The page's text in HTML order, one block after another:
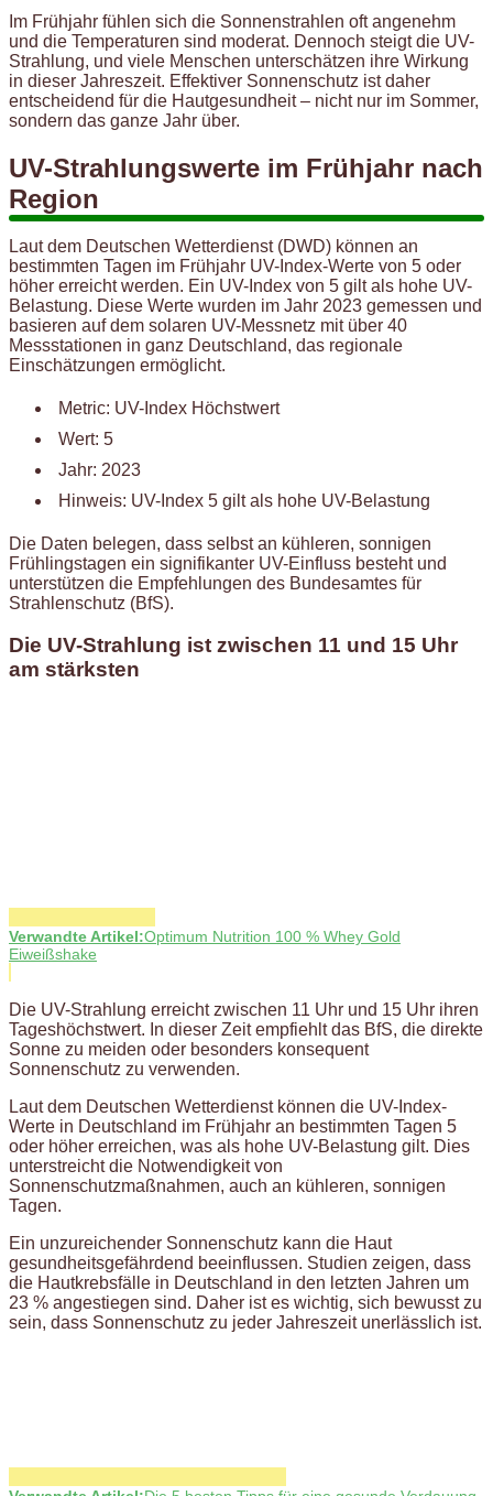
Im Frühjahr fühlen sich die Sonnenstrahlen oft angenehm
und die Temperaturen sind moderat. Dennoch steigt die UV-
Strahlung, und viele Menschen unterschätzen ihre Wirkung
in dieser Jahreszeit. Effektiver Sonnenschutz ist daher
entscheidend für die Hautgesundheit – nicht nur im Sommer,
sondern das ganze Jahr über.
UV-Strahlungswerte im Frühjahr nach
Region
Laut dem Deutschen Wetterdienst (DWD) können an
bestimmten Tagen im Frühjahr UV-Index-Werte von 5 oder
höher erreicht werden. Ein UV-Index von 5 gilt als hohe UV-
Belastung. Diese Werte wurden im Jahr 2023 gemessen und
basieren auf dem solaren UV-Messnetz mit über 40
Messstationen in ganz Deutschland, das regionale
Einschätzungen ermöglicht.
Metric: UV-Index Höchstwert
Wert: 5
Jahr: 2023
Hinweis: UV-Index 5 gilt als hohe UV-Belastung
Die Daten belegen, dass selbst an kühleren, sonnigen
Frühlingstagen ein signifikanter UV-Einfluss besteht und
unterstützen die Empfehlungen des Bundesamtes für
Strahlenschutz (BfS).
Die UV-Strahlung ist zwischen 11 und 15 Uhr
am stärksten
Verwandte Artikel:Optimum Nutrition 100 % Whey Gold
Eiweißshake
Die UV-Strahlung erreicht zwischen 11 Uhr und 15 Uhr ihren
Tageshöchstwert. In dieser Zeit empfiehlt das BfS, die direkte
Sonne zu meiden oder besonders konsequent
Sonnenschutz zu verwenden.
Laut dem Deutschen Wetterdienst können die UV-Index-
Werte in Deutschland im Frühjahr an bestimmten Tagen 5
oder höher erreichen, was als hohe UV-Belastung gilt. Dies
unterstreicht die Notwendigkeit von
Sonnenschutzmaßnahmen, auch an kühleren, sonnigen
Tagen.
Ein unzureichender Sonnenschutz kann die Haut
gesundheitsgefährdend beeinflussen. Studien zeigen, dass
die Hautkrebsfälle in Deutschland in den letzten Jahren um
23 % angestiegen sind. Daher ist es wichtig, sich bewusst zu
sein, dass Sonnenschutz zu jeder Jahreszeit unerlässlich ist.